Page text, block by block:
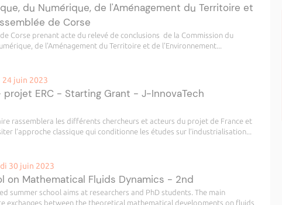
du Numérique, de l'Aménagement du Territoire et
de Corse
Corse prenant acte du relevé de conclusions de la Commission du
de l'Aménagement du Territoire et de l'Environnement...
24 juin 2023
projet ERC - Starting Grant - J-InnovaTech
rassemblera les différents chercheurs et acteurs du projet de France et
l’approche classique qui conditionne les études sur l’industrialisation...
30 juin 2023
on Mathematical Fluids Dynamics - 2nd
summer school aims at researchers and PhD students. The main
exchanges between the theoretical mathematical developments on fluids